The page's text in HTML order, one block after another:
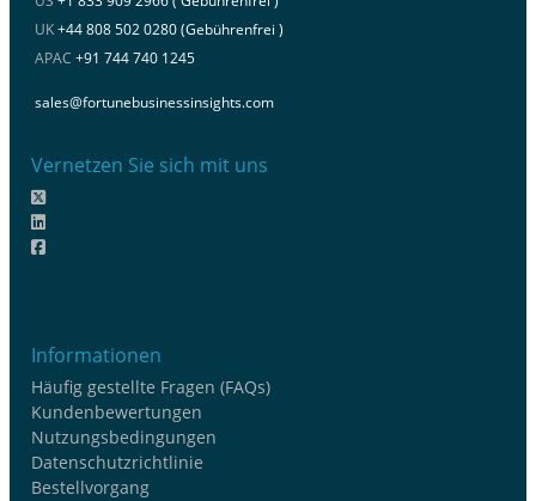
UK+44 808 502 0280 (Gebührenfrei )
APAC +91 744 740 1245
sales@fortunebusinessinsights.com
Vernetzen Sie sich mit uns
Informationen
Häufig gestellte Fragen (FAQs)
Kundenbewertungen
Nutzungsbedingungen
Datenschutzrichtlinie
Bestellvorgang